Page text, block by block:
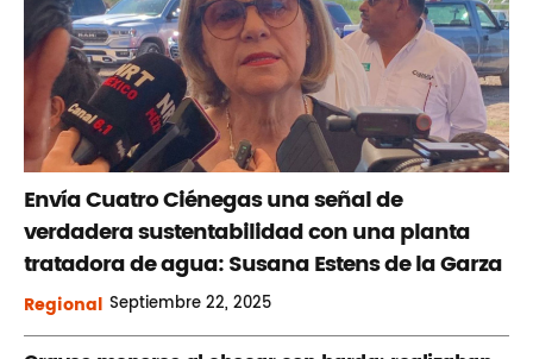
Envía Cuatro Ciénegas una señal de
verdadera sustentabilidad con una planta
tratadora de agua: Susana Estens de la Garza
Regional Septiembre22, 2025